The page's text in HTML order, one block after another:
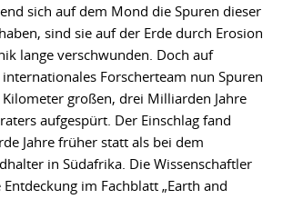
sich auf dem Mond die Spuren dieser
sind sie auf der Erde durch Erosion
lange verschwunden. Doch auf
Forscherteam nun Spuren
großen, drei Milliarden Jahre
aufgespürt. Der Einschlag fand
Jahre früher statt als bei dem
in Südafrika. Die Wissenschaftler
im Fachblatt „Earth and